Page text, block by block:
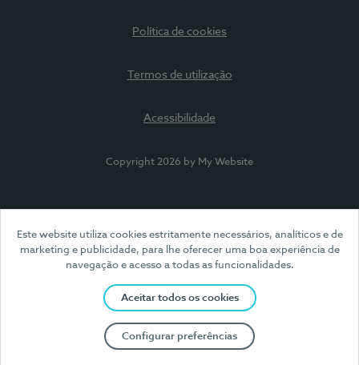
Este website utiliza cookies estritamente necessários, analíticos e de
marketing e publicidade, para lhe oferecer uma boa experiência de
navegação e acesso a todas as funcionalidades.
Aceitar todos os cookies
Configurar preferências
Política de cookies
Termos de utilização
Acessibilidade
Copyright 2026 by My Website